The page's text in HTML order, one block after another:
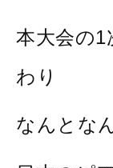
本大会の1
わり
なんとな